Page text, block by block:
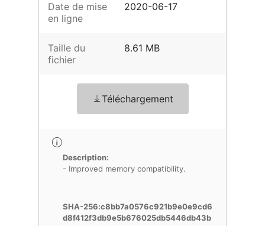
Date de mise
en ligne
2020-06-17
Taille du
fichier
8.61 MB
Téléchargement
Description:
- Improved memory compatibility.
SHA-256:c8bb7a0576c921b9e0e9cd6
d8f412f3db9e5b676025db5446db43b